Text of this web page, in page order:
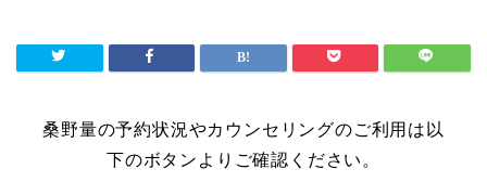
桑野量の予約状況やカウンセリングのご利用は以
下のボタンよりご確認ください。